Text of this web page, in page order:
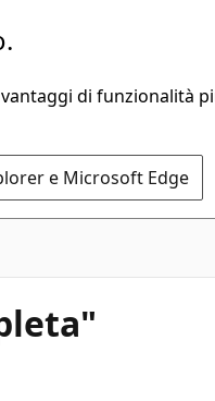
di funzionalità
e Microsoft Edge